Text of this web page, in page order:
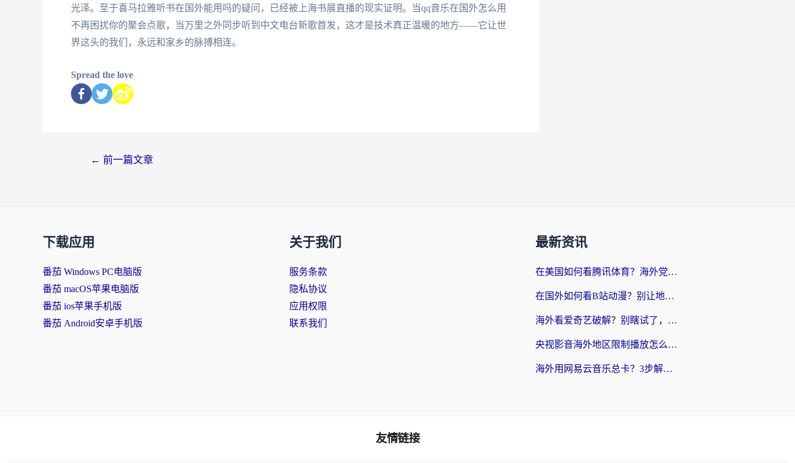
光泽。至于喜马拉雅听书在国外能用吗的疑问，已经被上海书展直播的现实证明。当qq音乐在国外怎么用
不再困扰你的聚会点歌，当万里之外同步听到中文电台新歌首发，这才是技术真正温暖的地方——它让世
界这头的我们，永远和家乡的脉搏相连。
Spread the love
← 前一篇文章
下载应用
番茄 Windows PC电脑版
番茄 macOS苹果电脑版
番茄 ios苹果手机版
番茄 Android安卓手机版
关于我们
服务条款
隐私协议
应用权限
联系我们
最新资讯
在美国如何看腾讯体育？海外党解锁NBA欧洲杯直播的终极攻略
在国外如何看B站动漫？别让地区限制打断你的追番节奏
海外看爱奇艺破解？别瞎试了，这才是留学生华人追剧看球的正确打开方式
央视影音海外地区限制播放怎么办？海外党亲测有效的回国加速指南
海外用网易云音乐总卡？3步解决版权限制+卡顿，还能听喜马拉雅！
友情链接